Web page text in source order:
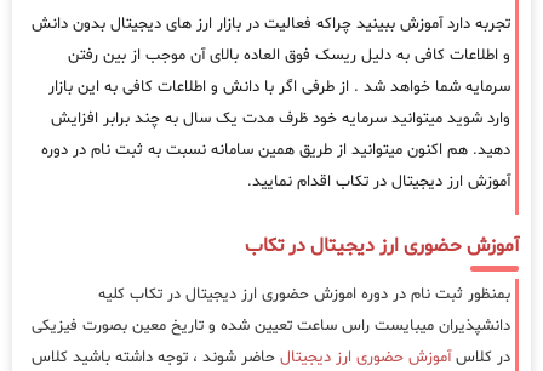
تجربه دارد آموزش ببینید چراکه فعالیت در بازار ارز های دیجیتال بدون دانش
و اطلاعات کافی به دلیل ریسک فوق العاده بالای آن موجب از بین رفتن
سرمایه شما خواهد شد . از طرفی اگر با دانش و اطلاعات کافی به این بازار
وارد شوید میتوانید سرمایه خود ظرف مدت یک سال به چند برابر افزایش
دهید. هم اکنون میتوانید از طریق همین سامانه نسبت به ثبت نام در دوره
آموزش ارز دیجیتال در تکاب اقدام نمایید.
آموزش حضوری ارز دیجیتال در تکاب
بمنظور ثبت نام در دوره اموزش حضوری ارز دیجیتال در تکاب کلیه
دانشپذیران میبایست راس ساعت تعیین شده و تاریخ معین بصورت فیزیکی
در کلاسآموزش حضوری ارز دیجیتال حاضر شوند ، توجه داشته باشید کلاس